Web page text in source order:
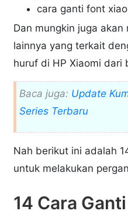
cara ganti font
Dan mungkin juga
lainnya yang terkait
huruf di HP Xiaomi dari
Baca juga: Update
Series Terbaru
Nah berikut ini adalah
untuk melakukan
14 Cara